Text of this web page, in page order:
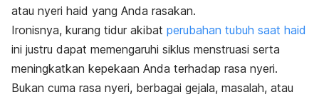
atau nyeri haid yang Anda rasakan.
Ironisnya, kurang tidur akibat perubahan tubuh saat haid
ini justru dapat memengaruhi siklus menstruasi serta
meningkatkan kepekaan Anda terhadap rasa nyeri.
Bukan cuma rasa nyeri, berbagai gejala, masalah, atau